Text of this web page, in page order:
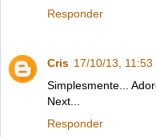
Responder
Cris 17/10/13, 11:53
Simplesmente...
Next...
Responder